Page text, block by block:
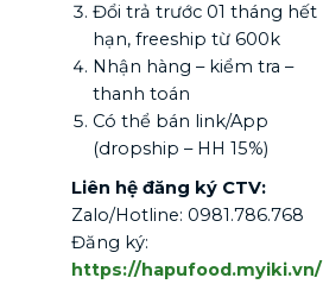
Đổi trả trước 01 tháng hết
hạn, freeship từ 600k
Nhận hàng – kiểm tra –
thanh toán
Có thể bán link/App
(dropship – HH 15%)
Liên hệ đăng ký CTV:
Zalo/Hotline: 0981.786.768
Đăng ký:
https://hapufood.myiki.vn/